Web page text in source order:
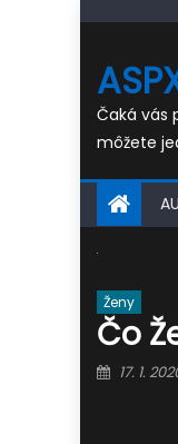
content
Čaká vás
môžete
Ženy
Čo
Posted
17. 1.